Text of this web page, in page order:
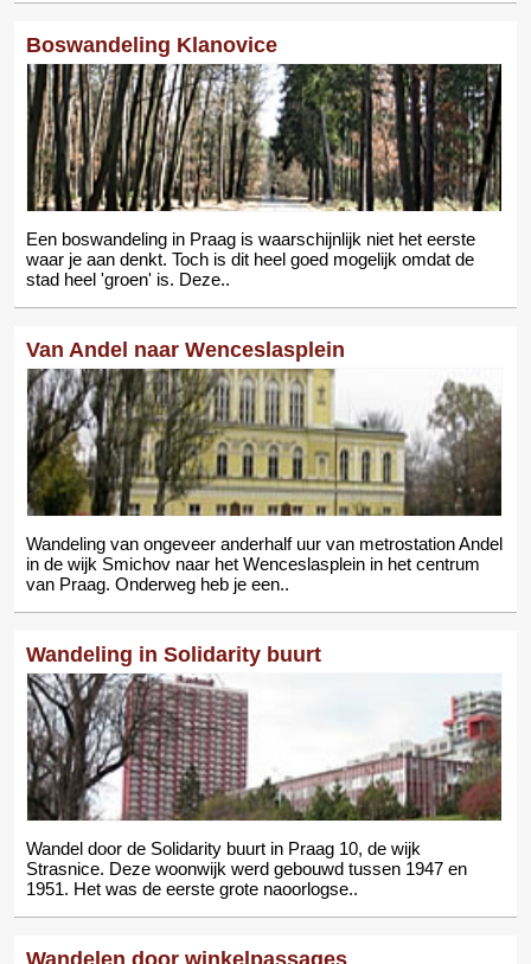
Boswandeling Klanovice
Een boswandeling in Praag is waarschijnlijk niet het eerste
waar je aan denkt. Toch is dit heel goed mogelijk omdat de
stad heel 'groen' is. Deze..
Van Andel naar Wenceslasplein
Wandeling van ongeveer anderhalf uur van metrostation Andel
in de wijk Smichov naar het Wenceslasplein in het centrum
van Praag. Onderweg heb je een..
Wandeling in Solidarity buurt
Wandel door de Solidarity buurt in Praag 10, de wijk
Strasnice. Deze woonwijk werd gebouwd tussen 1947 en
1951. Het was de eerste grote naoorlogse..
Wandelen door winkelpassages